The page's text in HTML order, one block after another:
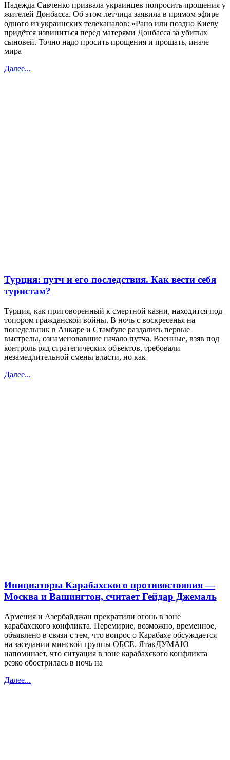
Надежда Савченко призвала украинцев попросить прощения у
жителей Донбасса. Об этом летчица заявила в прямом эфире
одного из украинских телеканалов: «Рано или поздно Киеву
придётся извиниться перед матерями Донбасса за убитых
сыновей. Точно надо просить прощения и прощать, иначе
мира
Далее...
Турция: путч и его последствия. Как вести себя
туристам?
Турция, как приговоренный к смертной казни, находится под
топором гражданской войны. В ночь с воскресенья на
понедельник в Анкаре и Стамбуле раздались первые
выстрелы, ознаменовавшие начало путча. Военные, взяв под
контроль ряд стратегических объектов, требовали
незамедлительной смены власти, но как
Далее...
Инициаторы Карабахского противостояния —
Москва и Вашингтон, считает Гейдар Джемаль
Армения и Азербайджан прекратили огонь в зоне
карабахского конфликта. Перемирие, возможно, временное,
объявлено в связи с тем, что вопрос о Карабахе обсуждается
на заседании минской группы ОБСЕ. ЯтакДУМАЮ
напоминает, что ситуация в зоне карабахского конфликта
резко обострилась в ночь на
Далее...